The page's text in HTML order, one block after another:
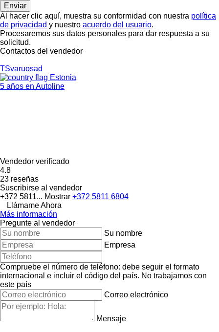
Al hacer clic aquí, muestra su conformidad con nuestra política
de privacidad y nuestro acuerdo del usuario.
Procesaremos sus datos personales para dar respuesta a su
solicitud.
Contactos del vendedor
TSvaruosad
Estonia
5 años en Autoline
Vendedor verificado
4.8
23 reseñas
Suscribirse al vendedor
+372 5811... Mostrar +372 5811 6804
Llámame Ahora
Más información
Pregunte al vendedor
Su nombre
Empresa
Compruebe el número de teléfono: debe seguir el formato
internacional e incluir el código del país. No trabajamos con
este país
Correo electrónico
Mensaje